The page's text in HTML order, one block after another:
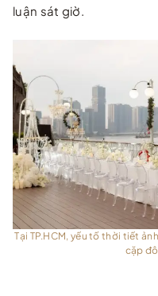
luận sát giờ.
Tại TP.HCM, yếu tố thời tiết
cặp